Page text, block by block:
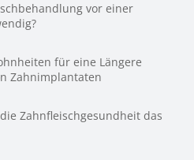
vor einer
für eine Längere
Zahnimplantaten
Zahnfleischgesundheit das